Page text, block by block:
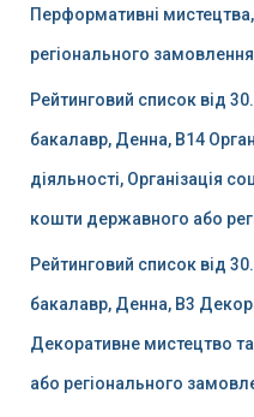
Перформативні
регіонального замовлення
Рейтинговий список від
бакалавр, Денна, B14
діяльності, Організація
кошти державного або
Рейтинговий список від
бакалавр, Денна, B3
Декоративне мистецтво
або регіонального